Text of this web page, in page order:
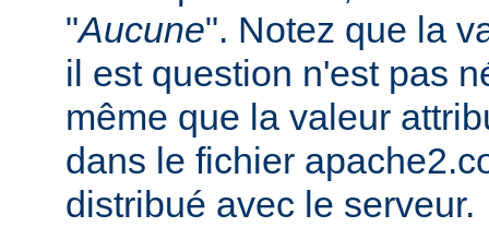
"Aucune". Notez que la
il est question n'est pas
même que la valeur
dans le fichier
distribué avec le serveur.